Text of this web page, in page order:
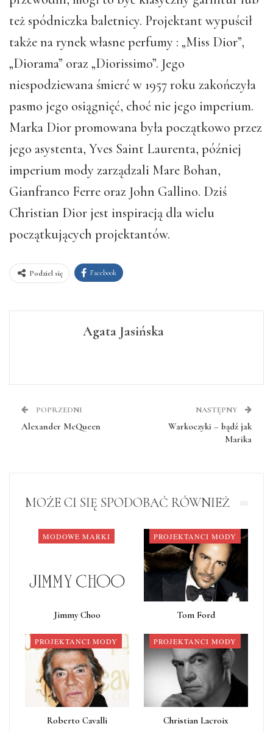
też spódniczka baletnicy. Projektant wypuścił
także na rynek własne perfumy : „Miss Dior”,
„Diorama” oraz „Diorissimo”. Jego
niespodziewana śmierć w 1957 roku zakończyła
pasmo jego osiągnięć, choć nie jego imperium.
Marka Dior promowana była początkowo przez
jego asystenta, Yves Saint Laurenta, później
imperium mody zarządzali Mare Bohan,
Gianfranco Ferre oraz John Gallino. Dziś
Christian Dior jest inspiracją dla wielu
początkujących projektantów.
Podziel się Facebook
Agata Jasińska
POPRZEDNI
Alexander McQueen
NASTĘPNY
Warkoczyki – bądź jak
Marika
MOŻE CI SIĘ SPODOBAĆ RÓWNIEŻ
MODOWE MARKI
Jimmy Choo
PROJEKTANCI MODY
Tom Ford
PROJEKTANCI MODY
Roberto Cavalli
PROJEKTANCI MODY
Christian Lacroix